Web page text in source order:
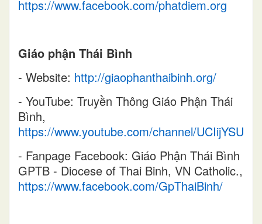
https://www.facebook.com/phatdiem.org
Giáo phận Thái Bình
- Website: http://giaophanthaibinh.org/
- YouTube: Truyền Thông Giáo Phận Thái
Bình,
https://www.youtube.com/channel/
- Fanpage Facebook: Giáo Phận Thái Bình
GPTB - Diocese of Thai Binh, VN Catholic.,
https://www.facebook.com/GpThaiBinh/